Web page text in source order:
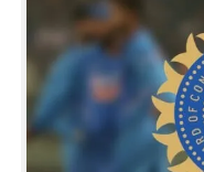
SPIRITUAL
INFO+